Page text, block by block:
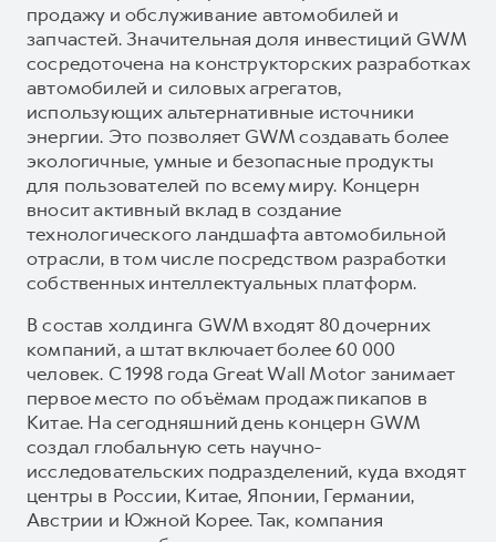
продажу и обслуживание автомобилей и
запчастей. Значительная доля инвестиций GWM
сосредоточена на конструкторских разработках
автомобилей и силовых агрегатов,
использующих альтернативные источники
энергии. Это позволяет GWM создавать более
экологичные, умные и безопасные продукты
для пользователей по всему миру. Концерн
вносит активный вклад в создание
технологического ландшафта автомобильной
отрасли, в том числе посредством разработки
собственных интеллектуальных платформ.
В состав холдинга GWM входят 80 дочерних
компаний, а штат включает более 60 000
человек. С 1998 года Great Wall Motor занимает
первое место по объёмам продаж пикапов в
Китае. На сегодняшний день концерн GWM
создал глобальную сеть научно-
исследовательских подразделений, куда входят
центры в России, Китае, Японии, Германии,
Австрии и Южной Корее. Так, компания